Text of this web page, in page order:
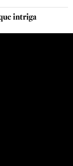
intriga